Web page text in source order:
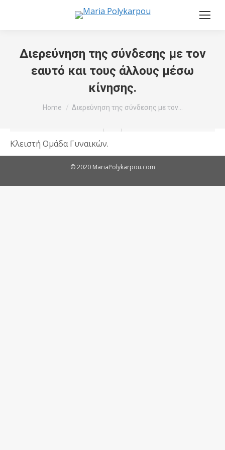
Διερεύνηση της σύνδεσης με τον
εαυτό και τους άλλους μέσω
κίνησης.
You are here:
Home Διερεύνηση της σύνδεσης με τον…
Κλειστή Ομάδα Γυναικών.
© 2020 MariaPolykarpou.com